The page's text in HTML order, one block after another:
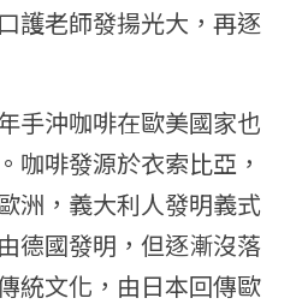
護老師發揚光大，再逐
手沖咖啡在歐美國家也
咖啡發源於衣索比亞，
洲，義大利人發明義式
德國發明，但逐漸沒落
統文化，由日本回傳歐